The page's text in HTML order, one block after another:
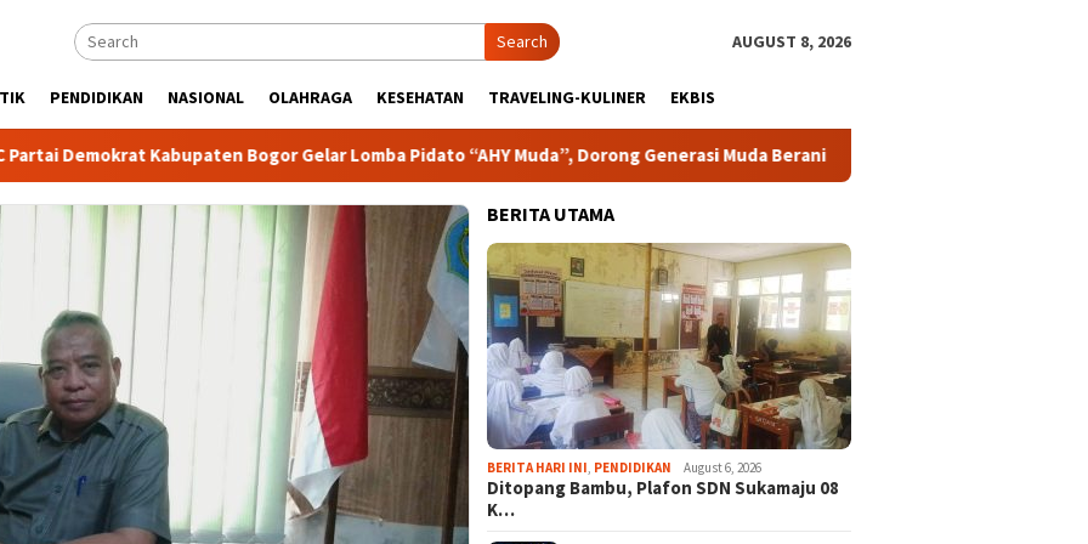
Search AUGUST 8, 2026
PENDIDIKAN NASIONAL OLAHRAGA KESEHATAN TRAVELING-KULINER EKBIS
Kabupaten Bogor Gelar Lomba Pidato “AHY Muda”, Dorong Generasi Muda Berani Bersuara dan Merawat Demokrasi
BERITA UTAMA
BERITA HARI INI PENDIDIKAN August 6, 2026
Ditopang Bambu, Plafon SDN Sukamaju 08
K…